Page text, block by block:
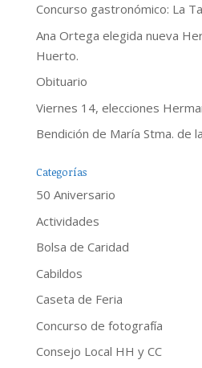
Concurso gastronómico: La
Ana Ortega elegida nueva
Huerto.
Obituario
Viernes 14, elecciones
Bendición de María Stma. de
Categorías
50 Aniversario
Actividades
Bolsa de Caridad
Cabildos
Caseta de Feria
Concurso de fotografía
Consejo Local HH y CC